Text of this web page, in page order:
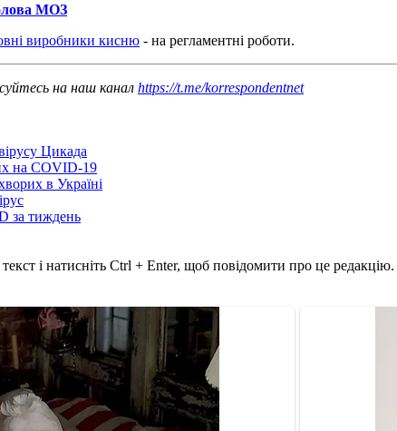
МОЗ
виробники кисню - на регламентні роботи.
на наш канал https://t.me/korrespondentnet
Цикада
на COVID-19
в Україні
за тиждень
і натисніть Ctrl + Enter, щоб повідомити про це редакцію.